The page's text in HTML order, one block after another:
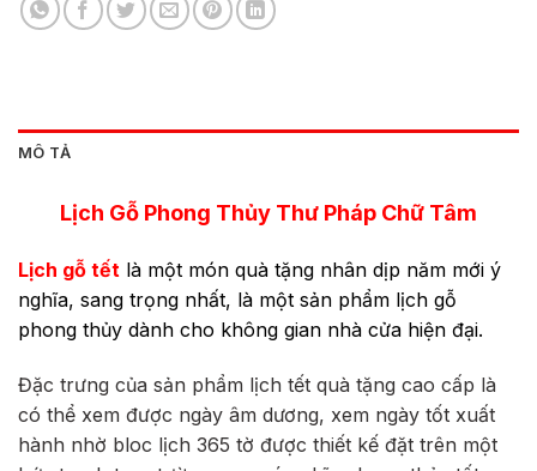
MÔ TẢ
Lịch Gỗ Phong Thủy Thư Pháp Chữ Tâm
Lịch gỗ tết là một món quà tặng nhân dịp năm mới ý
nghĩa, sang trọng nhất, là một sản phẩm lịch gỗ
phong thủy dành cho không gian nhà cửa hiện đại.
Đặc trưng của sản phẩm lịch tết quà tặng cao cấp là
có thể xem được ngày âm dương, xem ngày tốt xuất
hành nhờ bloc lịch 365 tờ được thiết kế đặt trên một